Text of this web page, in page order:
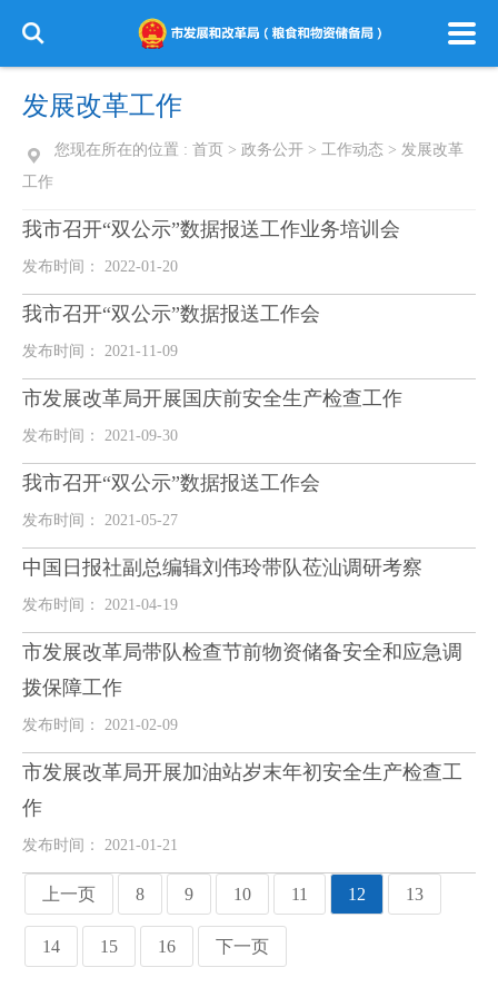
发展改革工作
您现在所在的位置 : 首页 > 政务公开 > 工作动态 > 发展改革
工作
我市召开“双公示”数据报送工作业务培训会
发布时间： 2022-01-20
我市召开“双公示”数据报送工作会
发布时间： 2021-11-09
市发展改革局开展国庆前安全生产检查工作
发布时间： 2021-09-30
我市召开“双公示”数据报送工作会
发布时间： 2021-05-27
中国日报社副总编辑刘伟玲带队莅汕调研考察
发布时间： 2021-04-19
市发展改革局带队检查节前物资储备安全和应急调
拨保障工作
发布时间： 2021-02-09
市发展改革局开展加油站岁末年初安全生产检查工
作
发布时间： 2021-01-21
上一页 8 9 10 11 12 13
14 15 16 下一页